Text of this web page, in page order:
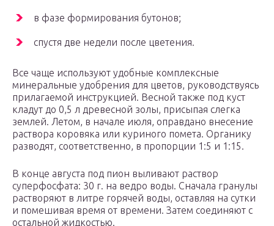
в фазе формирования бутонов;
спустя две недели после цветения.
Все чаще используют удобные комплексные
минеральные удобрения для цветов, руководствуясь
прилагаемой инструкцией. Весной также под куст
кладут до 0,5 л древесной золы, присыпая слегка
землей. Летом, в начале июля, оправдано внесение
раствора коровяка или куриного помета. Органику
разводят, соответственно, в пропорции 1:5 и 1:15.
В конце августа под пион выливают раствор
суперфосфата: 30 г. на ведро воды. Сначала гранулы
растворяют в литре горячей воды, оставляя на сутки
и помешивая время от времени. Затем соединяют с
остальной жидкостью.